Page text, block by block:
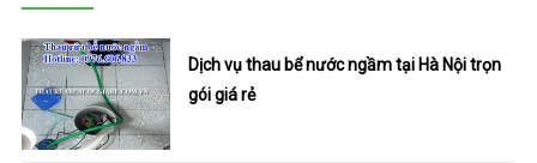
Dịch vụ thau bể nước ngầm tại Hà Nội trọn
gói giá rẻ